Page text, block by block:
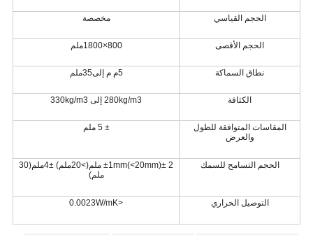
الحجم القياسي مخصصة
الحجم الأقصى 800×1800ملم
نطاق السماكة 5م م إلى35ملم
الكثافة 280kg/m3 إلى 330kg/m3
المقاسات المتوافقة للطول
والعرض
± 5 ملم
الحجم التسامح للسمك ±1mm(<20mm)± 2 ملم (>20ملم) ±
4ملم(3
0
ملم)
التوصيل الحراري <0.00
23W/mK